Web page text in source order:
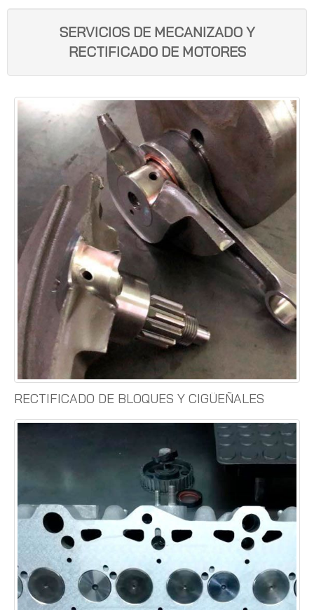
SERVICIOS DE MECANIZADO Y
RECTIFICADO DE MOTORES
RECTIFICADO DE BLOQUES Y CIGÜEÑALES